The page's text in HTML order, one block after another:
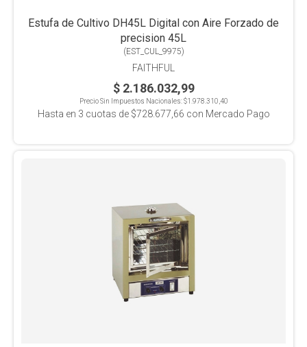
Estufa de Cultivo DH45L Digital con Aire Forzado de
precision 45L
(EST_CUL_9975)
FAITHFUL
$ 2.186.032,99
Precio Sin Impuestos Nacionales:$1.978.310,40
Hasta en 3 cuotas de $728.677,66 con Mercado Pago